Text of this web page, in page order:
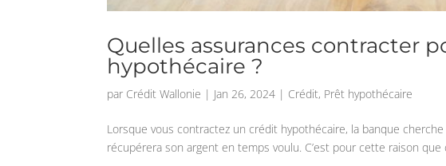
Quelles assurances contracter
hypothécaire ?
par Crédit Wallonie | Jan 26, 2024 | Crédit, Prêt hypothécaire
Lorsque vous contractez un crédit hypothécaire, la banque
récupérera son argent en temps voulu. C’est pour cette raison